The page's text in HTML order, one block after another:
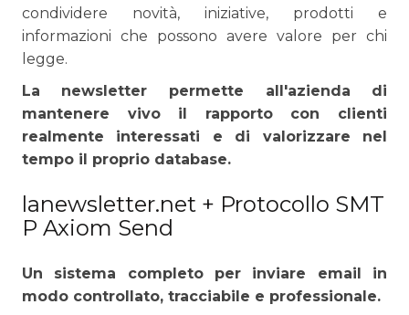
condividere novità, iniziative, prodotti e
informazioni che possono avere valore per chi
legge.
La newsletter permette all'azienda di
mantenere vivo il rapporto con clienti
realmente interessati e di valorizzare nel
tempo il proprio database.
lanewsletter.net + Protocollo SMT
P Axiom Send
Un sistema completo per inviare email in
modo controllato, tracciabile e professionale.